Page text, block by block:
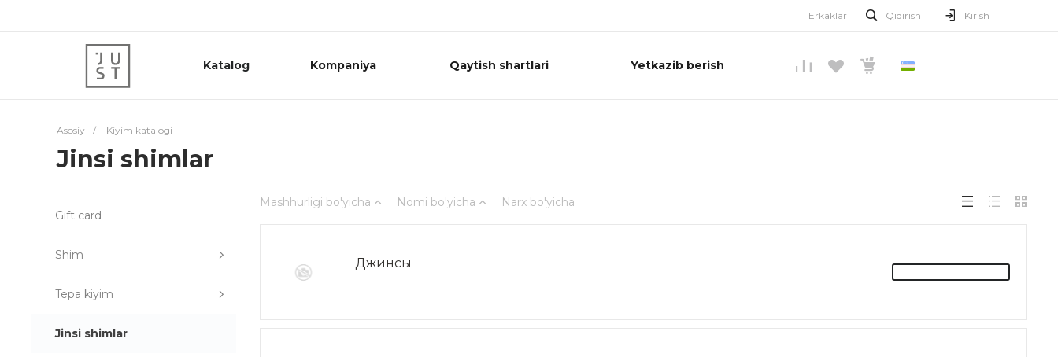
Erkaklar Qidirish Kirish
Katalog Kompaniya Qaytish shartlari Yetkazib berish
Asosiy / Kiyim katalogi
Jinsi shimlar
Gift card
Shim
Tepa kiyim
Jinsi shimlar
Mashhurligi bo'yicha Nomi bo'yicha Narx bo'yicha
Джинсы